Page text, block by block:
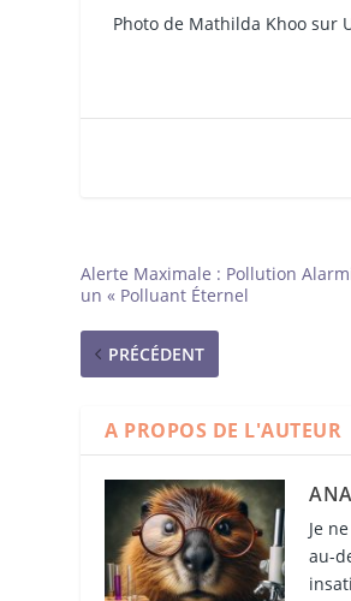
Photo de Mathilda Khoo sur
Alerte Maximale : Pollution
un « Polluant Éternel
PRÉCÉDENT
A PROPOS DE L'AUTEUR
Je
au-